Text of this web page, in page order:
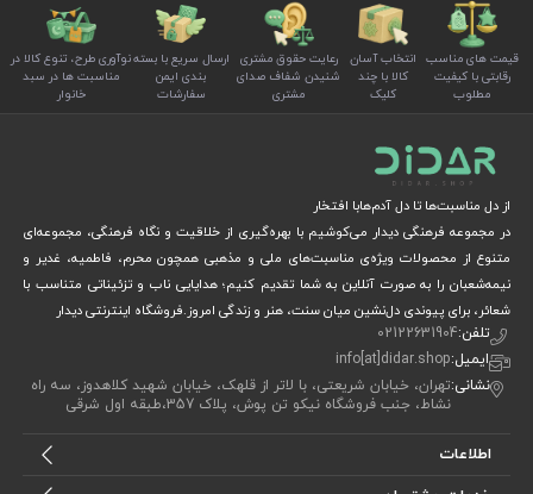
قیمت های مناسب
رقابتی با کیفیت
مطلوب
انتخاب آسان
کالا با چند
کلیک
رعایت حقوق مشتری
شنیدن شفاف صدای
مشتری
ارسال سریع با بسته
بندی ایمن
سفارشات
نوآوری طرح، تنوع کالا در
مناسبت ها در سبد
خانوار
از دل مناسبت‌ها تا دل آدم‌هابا افتخار
در مجموعه فرهنگی دیدار می‌کوشیم با بهره‌گیری از خلاقیت و نگاه فرهنگی، مجموعه‌ای
متنوع از محصولات ویژه‌ی مناسبت‌های ملی و مذهبی همچون محرم، فاطمیه، غدیر و
نیمه‌شعبان را به صورت آنلاین به شما تقدیم کنیم؛ هدایایی ناب و تزئیناتی متناسب با
شعائر، برای پیوندی دل‌نشین میان سنت، هنر و زندگی امروز.فروشگاه اینترنتی دیدار
تلفن:02122631904
ایمیل:info[at]didar.shop
نشانی:تهران، خیابان شریعتی، با لاتر از قلهک، خیابان شهید کلاهدوز، سه راه
نشاط، جنب فروشگاه نیکو تن پوش، پلاک 357،طبقه اول شرقی
اطلاعات